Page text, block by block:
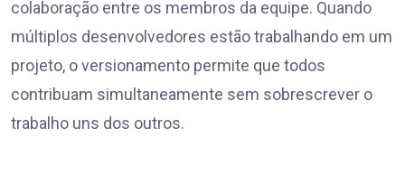
colaboração entre os membros da equipe. Quando
múltiplos desenvolvedores estão trabalhando em um
projeto, o versionamento permite que todos
contribuam simultaneamente sem sobrescrever o
trabalho uns dos outros.